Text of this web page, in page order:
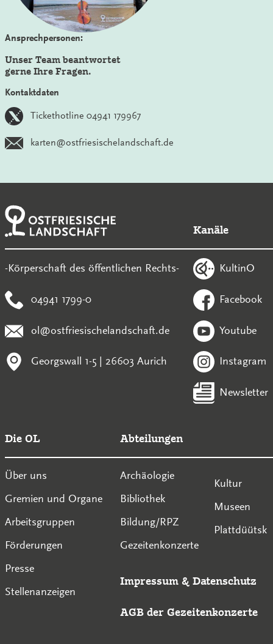
Ansprechpersonen:
Unser Team beantwortet
gerne Ihre Fragen.
Kontaktdaten
Tickethotline 04941 179967
karten@ostfriesischelandschaft.de
-Körperschaft des öffentlichen Rechts-
04941 1799-0
ol@ostfriesischelandschaft.de
Georgswall 1-5 | 26603 Aurich
Kanäle
KultinO
Facebook
Youtube
Instagram
Newsletter
Die OL
Über uns
Gremien und Organe
Arbeitsgruppen
Förderungen
Presse
Stellenanzeigen
Abteilungen
Archäologie
Bibliothek
Bildung/RPZ
Gezeitenkonzerte
Kultur
Museen
Plattdüütsk
Impressum & Datenschutz
AGB der Gezeitenkonzerte